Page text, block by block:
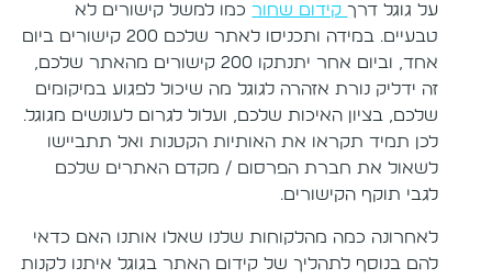
על גוגל דרךקידום שחורכמו למשל קישורים לא
טבעיים. במידה ותכניסו לאתר שלכם 200 קישורים ביום
אחד, וביום אחר יתנתקו 200 קישורים מהאתר שלכם,
זה ידליק נורת אזהרה לגוגל מה שיכול לפגוע במיקומים
שלכם, בציון האיכות שלכם, ועלול לגרום לעונשים מגוגל.
לכן תמיד תקראו את האותיות הקטנות ואל תתביישו
לשאול את חברת הפרסום / מקדם האתרים שלכם
לגבי תוקף הקישורים.
לאחרונה כמה מהלקוחות שלנו שאלו אותנו האם כדאי
להם בנוסף לתהליך של קידום האתר בגוגל איתנו לקנות